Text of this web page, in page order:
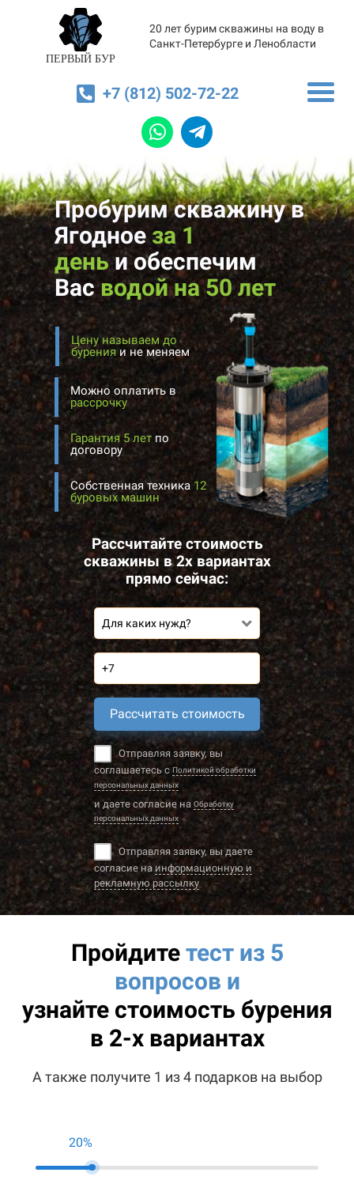
ПЕРВЫЙ БУР
20 лет бурим скважины на воду в
Санкт-Петербурге и Ленобласти
+7 (812) 502-72-22
Пробурим скважину в
Ягодноеза 1
деньиобеспечим
Васводой на 50 лет
Цену называем до
буренияи не меняем
Собственная техника 12
буровых машин
Можно оплатить в
рассрочку
Рассчитайте стоимость
скважины в 2х вариантах
прямо сейчас:
Для каких нужд?
Рассчитать стоимость
Отправляя заявку, вы
соглашаетесь с Политикой обработки
персональных данных
и даете согласие на Обработку
персональных данных
Отправляя заявку, вы даете
согласие наинформационную и
рекламную рассылку
Гарантия 5 лет по
договору
Пройдитетест из 5
вопросов и
узнайте стоимость бурения
в 2-х вариантах
А также получите 1 из 4 подарков на выбор
20%